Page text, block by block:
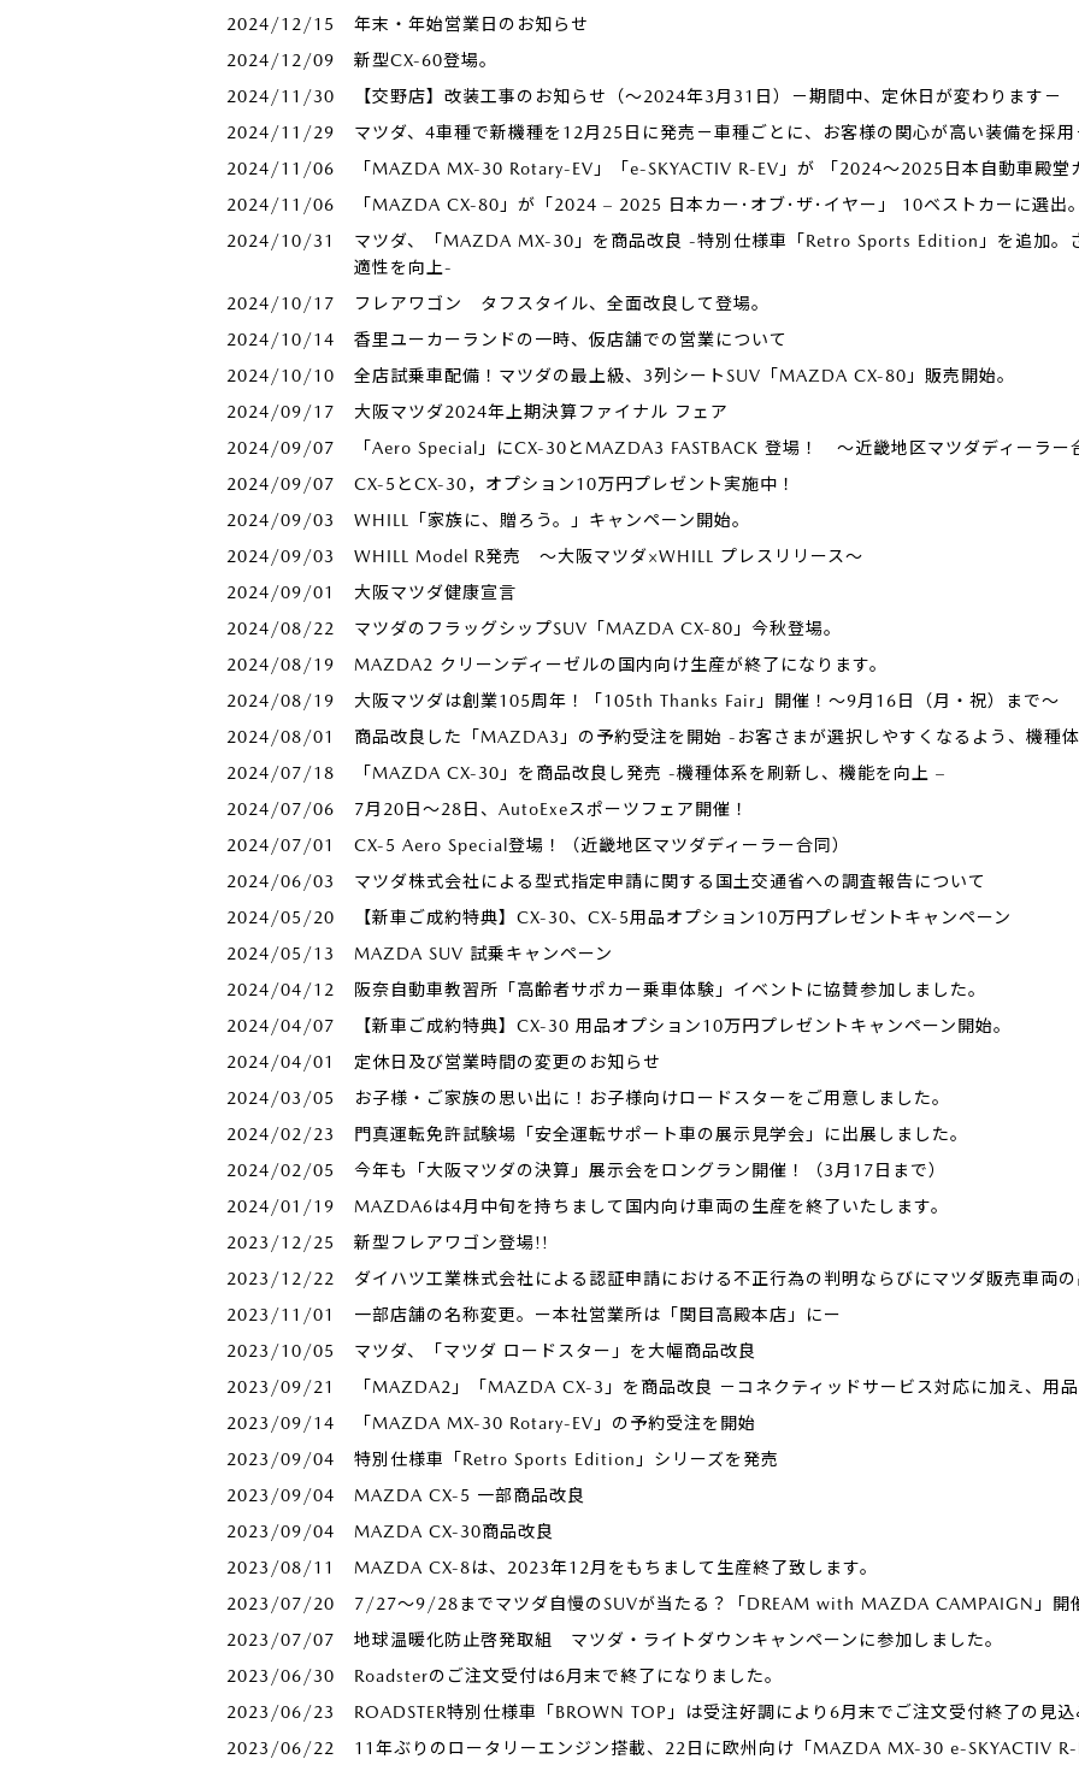
2024/12/15
年末・年始営業日のお知らせ
2024/12/09
新型CX-60登場。
2024/11/30
【交野店】改装工事のお知らせ（～2024年3月31日）－期間中、定休日が変わります－
2024/11/29
マツダ、4車種で新機種を12月25日に発売－車種ごとに、お客様の関心が高い装備を採用
2024/11/06
「MAZDA MX-30 Rotary-EV」「e-SKYACTIV R-EV」が 「2024～2025日本自動車殿堂
2024/11/06
「MAZDA CX-80」が「2024 – 2025 日本カー･オブ･ザ･イヤー」 10ベストカーに選出。
2024/10/31
マツダ、「MAZDA MX-30」を商品改良 -特別仕様車「Retro Sports Edition」を追加。
適性を向上-
2024/10/17
フレアワゴン タフスタイル、全面改良して登場。
2024/10/14
香里ユーカーランドの一時、仮店舗での営業について
2024/10/10
全店試乗車配備！マツダの最上級、3列シートSUV「MAZDA CX-80」販売開始。
2024/09/17
大阪マツダ2024年上期決算ファイナル フェア
2024/09/07
「Aero Special」にCX-30とMAZDA3 FASTBACK 登場！ ～近畿地区マツダディーラー
2024/09/07
CX-5とCX-30，オプション10万円プレゼント実施中！
2024/09/03
WHILL「家族に、贈ろう。」キャンペーン開始。
2024/09/03
WHILL Model R発売 ～大阪マツダ×WHILL プレスリリース～
2024/09/01
大阪マツダ健康宣言
2024/08/22
マツダのフラッグシップSUV「MAZDA CX-80」今秋登場。
2024/08/19
MAZDA2 クリーンディーゼルの国内向け生産が終了になります。
2024/08/19
大阪マツダは創業105周年！「105th Thanks Fair」開催！～9月16日（月・祝）まで～
2024/08/01
商品改良した「MAZDA3」の予約受注を開始 -お客さまが選択しやすくなるよう、機種
2024/07/18
「MAZDA CX-30」を商品改良し発売 -機種体系を刷新し、機能を向上 –
2024/07/06
7月20日～28日、AutoExeスポーツフェア開催！
2024/07/01
CX-5 Aero Special登場！（近畿地区マツダディーラー合同）
2024/06/03
マツダ株式会社による型式指定申請に関する国土交通省への調査報告について
2024/05/20
【新車ご成約特典】CX-30、CX-5用品オプション10万円プレゼントキャンペーン
2024/05/13
MAZDA SUV 試乗キャンペーン
2024/04/12
阪奈自動車教習所「高齢者サポカー乗車体験」イベントに協賛参加しました。
2024/04/07
【新車ご成約特典】CX-30 用品オプション10万円プレゼントキャンペーン開始。
2024/04/01
定休日及び営業時間の変更のお知らせ
2024/03/05
お子様・ご家族の思い出に！お子様向けロードスターをご用意しました。
2024/02/23
門真運転免許試験場「安全運転サポート車の展示見学会」に出展しました。
2024/02/05
今年も「大阪マツダの決算」展示会をロングラン開催！（3月17日まで）
2024/01/19
MAZDA6は4月中旬を持ちまして国内向け車両の生産を終了いたします。
2023/12/25
新型フレアワゴン登場!!
2023/12/22
ダイハツ工業株式会社による認証申請における不正行為の判明ならびにマツダ販売車両
2023/11/01
一部店舗の名称変更。ー本社営業所は「関目高殿本店」にー
2023/10/05
マツダ、「マツダ ロードスター」を大幅商品改良
2023/09/21
「MAZDA2」「MAZDA CX-3」を商品改良 －コネクティッドサービス対応に加え、用
2023/09/14
「MAZDA MX-30 Rotary-EV」の予約受注を開始
2023/09/04
特別仕様車「Retro Sports Edition」シリーズを発売
2023/09/04
MAZDA CX-5 一部商品改良
2023/09/04
MAZDA CX-30商品改良
2023/08/11
MAZDA CX-8は、2023年12月をもちまして生産終了致します。
2023/07/20
7/27～9/28までマツダ自慢のSUVが当たる？「DREAM with MAZDA CAMPAIGN」開
2023/07/07
地球温暖化防止啓発取組 マツダ・ライトダウンキャンペーンに参加しました。
2023/06/30
Roadsterのご注文受付は6月末で終了になりました。
2023/06/23
ROADSTER特別仕様車「BROWN TOP」は受注好調により6月末でご注文受付終了の見込
2023/06/22
11年ぶりのロータリーエンジン搭載、22日に欧州向け「MAZDA MX-30 e-SKYACTIV R-